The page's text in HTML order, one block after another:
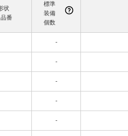
状
番
標準
装備
個数
-
-
-
-
-